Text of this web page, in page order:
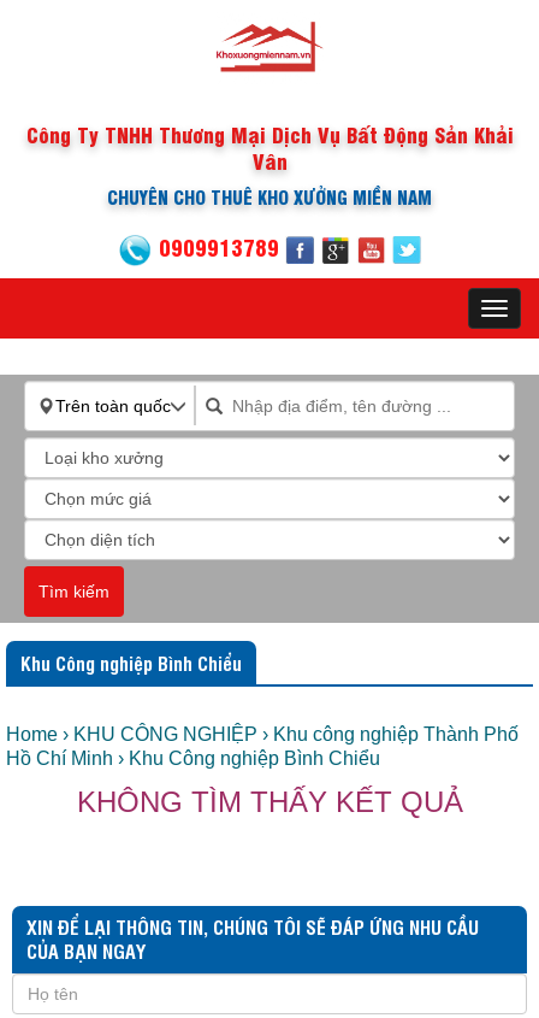
Công Ty TNHH Thương Mại Dịch Vụ Bất Động Sản Khải
Vân
CHUYÊN CHO THUÊ KHO XƯỞNG MIỀN NAM
0909913789
Trên toàn quốc
Tìm kiếm
Khu Công nghiệp Bình Chiểu
Home › KHU CÔNG NGHIỆP › Khu công nghiệp Thành Phố
Hồ Chí Minh › Khu Công nghiệp Bình Chiểu
KHÔNG TÌM THẤY KẾT QUẢ
XIN ĐỂ LẠI THÔNG TIN, CHÚNG TÔI SẼ ĐÁP ỨNG NHU CẦU
CỦA BẠN NGAY